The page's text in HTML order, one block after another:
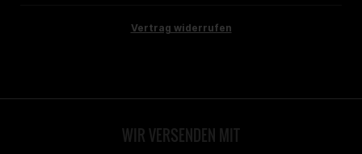
Vertrag widerrufen
WIR VERSENDEN MIT